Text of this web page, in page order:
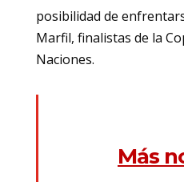
posibilidad de
Marfil, finalistas de la
Naciones.
Más